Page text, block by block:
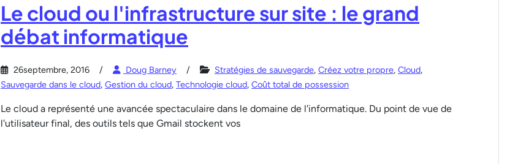
Le cloud ou l'infrastructure sur site : le grand
débat informatique
26septembre, 2016 Doug Barney Stratégies de sauvegarde, Créez votre propre, Cloud,
Sauvegarde dans le cloud, Gestion du cloud, Technologie cloud, Coût total de possession
Le cloud a représenté une avancée spectaculaire dans le domaine de l'informatique. Du point de vue de
l'utilisateur final, des outils tels que Gmail stockent vos